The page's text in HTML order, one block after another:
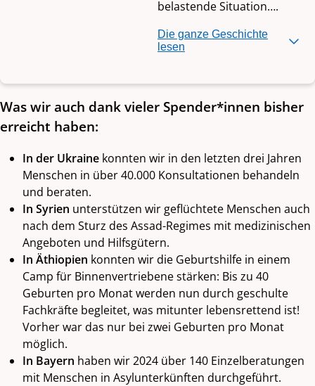
belastende Situation….
Die ganze Geschichte
lesen
Was wir auch dank vieler Spender*innen bisher
erreicht haben:
In der Ukraine konnten wir in den letzten drei Jahren
Menschen in über 40.000 Konsultationen behandeln
und beraten.
In Syrien unterstützen wir geflüchtete Menschen auch
nach dem Sturz des Assad-Regimes mit medizinischen
Angeboten und Hilfsgütern.
In Äthiopien konnten wir die Geburtshilfe in einem
Camp für Binnenvertriebene stärken: Bis zu 40
Geburten pro Monat werden nun durch geschulte
Fachkräfte begleitet, was mitunter lebensrettend ist!
Vorher war das nur bei zwei Geburten pro Monat
möglich.
In Bayern haben wir 2024 über 140 Einzelberatungen
mit Menschen in Asylunterkünften durchgeführt.